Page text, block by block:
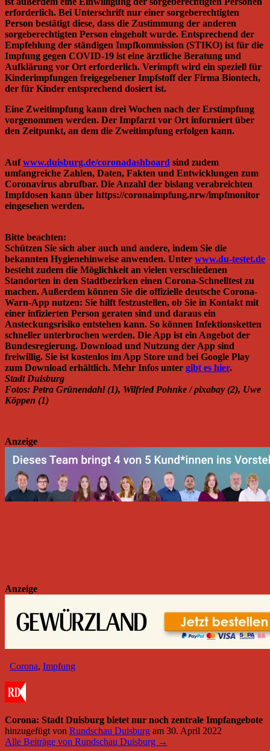
erforderlich. Bei Unterschrift nur einer sorgeberechtigten
Person bestätigt diese, dass die Zustimmung der anderen
sorgeberechtigten Person eingeholt wurde. Entsprechend der
Empfehlung der ständigen Impfkommission (STIKO) ist für die
Impfung gegen COVID-19 ist eine ärztliche Beratung und
Aufklärung vor Ort erforderlich. Verimpft wird ein speziell für
Kinderimpfungen freigegebener Impfstoff der Firma Biontech,
der für Kinder entsprechend dosiert ist.
Eine Zweitimpfung kann drei Wochen nach der Erstimpfung
vorgenommen werden. Der Impfarzt vor Ort informiert über
den Zeitpunkt, an dem die Zweitimpfung erfolgen kann.
Aufwww.duisburg.de/coronadashboard sind zudem
umfangreiche Zahlen, Daten, Fakten und Entwicklungen zum
Coronavirus abrufbar. Die Anzahl der bislang verabreichten
Impfdosen kann über https://coronaimpfung.nrw/impfmonitor
eingesehen werden.
Bitte beachten:
Schützen Sie sich aber auch und andere, indem Sie die
bekannten Hygienehinweise anwenden. Unter www.du-testet.de
besteht zudem die Möglichkeit an vielen verschiedenen
Standorten in den Stadtbezirken einen Corona-Schnelltest zu
machen. Außerdem können Sie die offizielle deutsche Corona-
Warn-App nutzen: Sie hilft festzustellen, ob Sie in Kontakt mit
einer infizierten Person geraten sind und daraus ein
Ansteckungsrisiko entstehen kann. So können Infektionsketten
schneller unterbrochen werden. Die App ist ein Angebot der
Bundesregierung. Download und Nutzung der App sind
freiwillig. Sie ist kostenlos im App Store und bei Google Play
zum Download erhältlich. Mehr Infos unter gibt es hier.
Stadt Duisburg
Fotos: Petra Grünendahl (1), Wilfried Pohnke / pixabay (2), Uwe
Köppen (1)
Anzeige
Anzeige
Corona, Impfung
Corona: Stadt Duisburg bietet nur noch zentrale Impfangebote
hinzugefügt von Rundschau Duisburg am 30. April 2022
Alle Beiträge von Rundschau Duisburg →